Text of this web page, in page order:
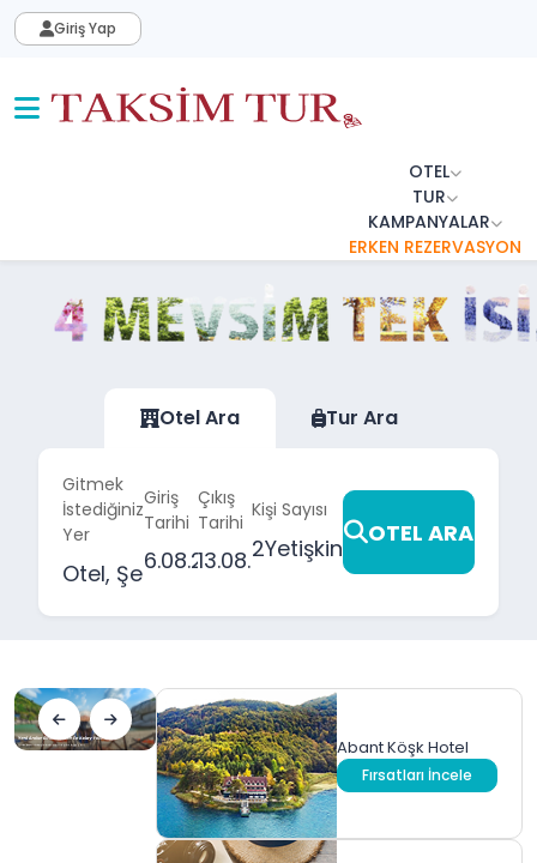
Giriş Yap
OTEL
TUR
KAMPANYALAR
ERKEN REZERVASYON
Otel Ara Tur Ara
Gitmek
İstediğiniz
Yer
Giriş
Tarihi
Çıkış
Tarihi
Kişi Sayısı
2Yetişkin
OTEL ARA
Abant Köşk Hotel
Fırsatları İncele